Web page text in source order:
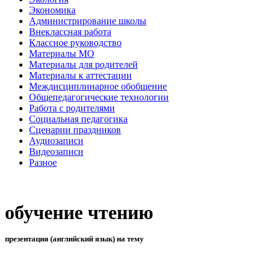
Экономика
Администрирование школы
Внеклассная работа
Классное руководство
Материалы МО
Материалы для родителей
Материалы к аттестации
Междисциплинарное обобщение
Общепедагогические технологии
Работа с родителями
Социальная педагогика
Сценарии праздников
Аудиозаписи
Видеозаписи
Разное
обучение чтению
презентация (английский язык) на тему